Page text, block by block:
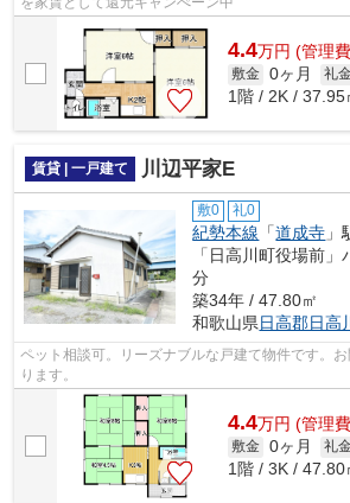
4.4万円 (管理
敷金 0ヶ月 礼
1階 / 2K / 37.95
賃貸 | 一戸建て 川辺平家E
敷0 礼0
紀勢本線 「道成寺 」
「日高川町役場前
分
築34年 / 47.80㎡
和歌山県日高郡日高
ペット相談可。リーズナブルな戸建て物件です。
ります。
4.4万円 (管理
敷金 0ヶ月 礼
1階 / 3K / 47.80